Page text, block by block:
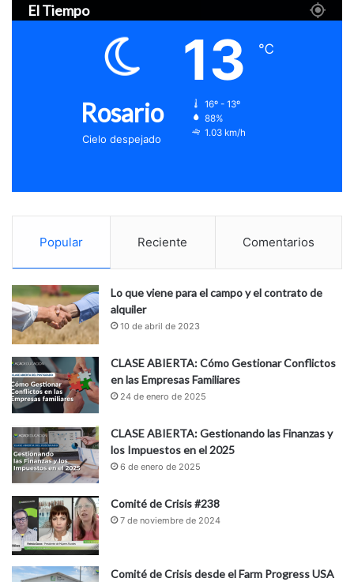
El Tiempo
Rosario
Cielo despejado
13 ℃
16º - 13º
88%
1.03 km/h
Popular Reciente Comentarios
Lo que viene para el campo y el contrato de
alquiler
10 de abril de 2023
CLASE ABIERTA: Cómo Gestionar Conflictos
en las Empresas Familiares
24 de enero de 2025
CLASE ABIERTA: Gestionando las Finanzas y
los Impuestos en el 2025
6 de enero de 2025
Comité de Crisis #238
7 de noviembre de 2024
Comité de Crisis desde el Farm Progress USA